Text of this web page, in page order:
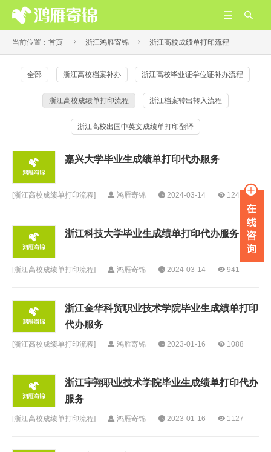


当前位置： 首页  浙江鸿雁寄锦  浙江高校成绩单打印流程
全部 浙江高校档案补办 浙江高校毕业证学位证补办流程
浙江高校成绩单打印流程 浙江档案转出转入流程
浙江高校出国中英文成绩单打印翻译
嘉兴大学毕业生成绩单打印代办服务
[浙江高校成绩单打印流程] 鸿雁寄锦 2024-03-14 1245
浙江科技大学毕业生成绩单打印代办服务
[浙江高校成绩单打印流程] 鸿雁寄锦 2024-03-14 941
浙江金华科贸职业技术学院毕业生成绩单打印
代办服务
[浙江高校成绩单打印流程] 鸿雁寄锦 2023-01-16 1088
浙江宇翔职业技术学院毕业生成绩单打印代办
服务
[浙江高校成绩单打印流程] 鸿雁寄锦 2023-01-16 1127